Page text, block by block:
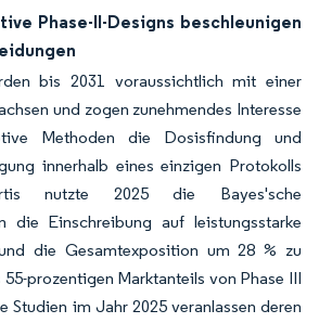
Phase-II-Designs beschleunigen
bis 2031 voraussichtlich mit einer
und zogen zunehmendes Interesse
Methoden die Dosisfindung und
innerhalb eines einzigen Protokolls
nutzte 2025 die Bayes'sche
die Einschreibung auf leistungsstarke
die Gesamtexposition um 28 % zu
prozentigen Marktanteils von Phase III
Studien im Jahr 2025 veranlassen deren